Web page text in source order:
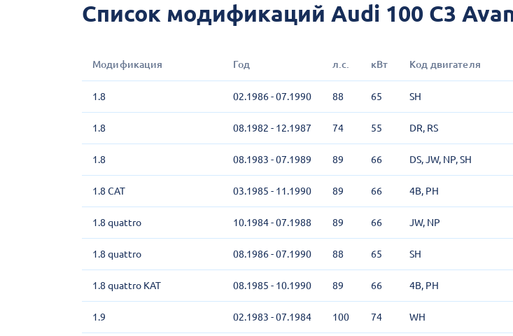
Список модификаций Audi 100 C3
Модификация Год л.с. кВт Код двигателя
1.8 02.1986 - 07.1990 88 65 SH
1.8 08.1982 - 12.1987 74 55 DR, RS
1.8 08.1983 - 07.1989 89 66 DS, JW, NP, SH
1.8 CAT 03.1985 - 11.1990 89 66 4B, PH
1.8 quattro 10.1984 - 07.1988 89 66 JW, NP
1.8 quattro 08.1986 - 07.1990 88 65 SH
1.8 quattro KAT 08.1985 - 10.1990 89 66 4B, PH
1.9 02.1983 - 07.1984 100 74 WH